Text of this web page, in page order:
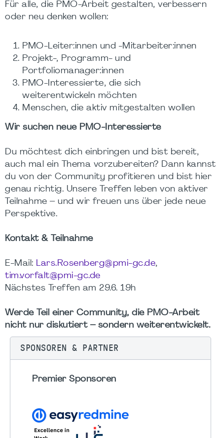
Für alle, die PMO-Arbeit gestalten, verbessern
oder neu denken wollen:
PMO-Leiter:innen und -Mitarbeiter:innen
Projekt-, Programm- und
Portfoliomanager:innen
PMO-Interessierte, die sich
weiterentwickeln möchten
Menschen, die aktiv mitgestalten wollen
Wir suchen neue PMO-Interessierte
Du möchtest dich einbringen und bist bereit,
auch mal ein Thema vorzubereiten? Dann kannst
du von der Community profitieren und bist hier
genau richtig. Unsere Treffen leben von aktiver
Teilnahme – und wir freuen uns über jede neue
Perspektive.
Kontakt & Teilnahme
E-Mail: Lars.Rosenberg@pmi-gc.de,
tim.vorfalt@pmi-gc.de
Nächstes Treffen am 29.6. 19h
Werde Teil einer Community, die PMO-Arbeit
nicht nur diskutiert – sondern weiterentwickelt.
SPONSOREN & PARTNER
Premier Sponsoren